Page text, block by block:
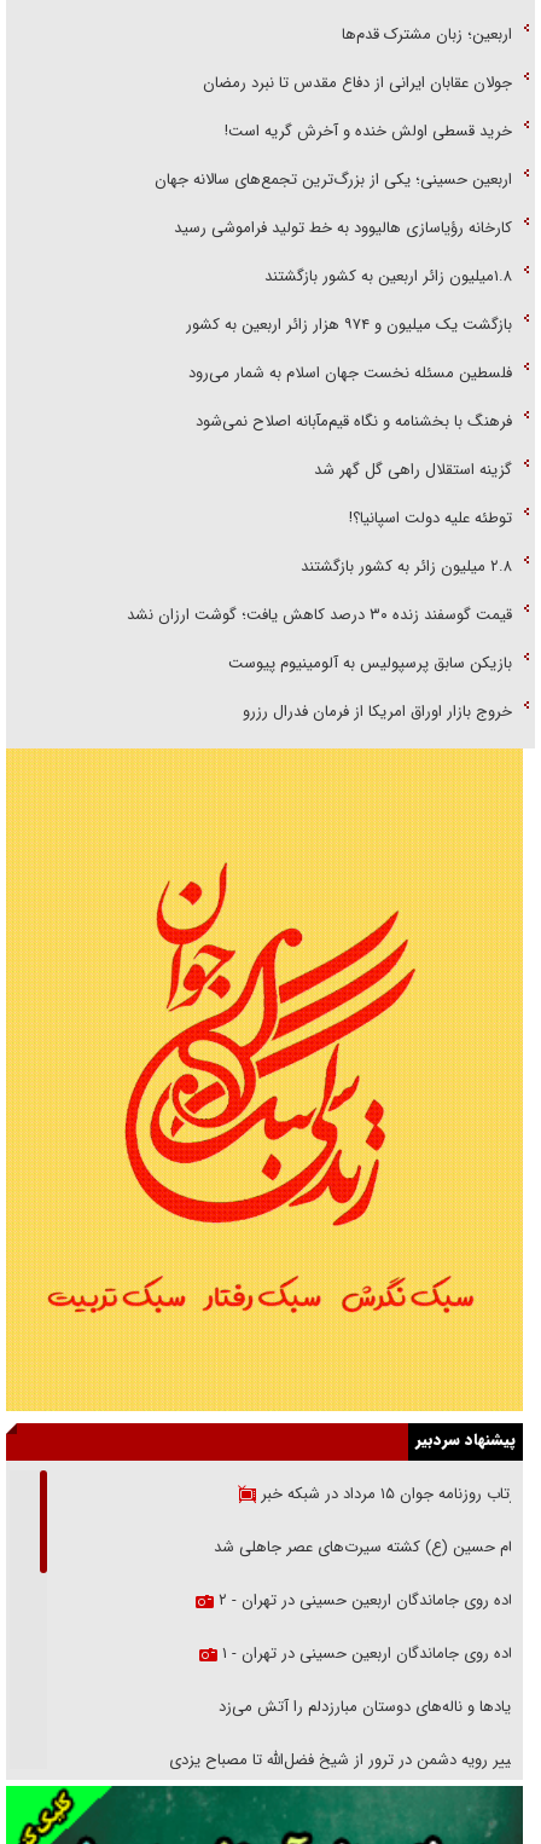
اربعین؛ زبان مشترک قدم‌ها
جولان عقابان ایرانی از دفاع مقدس تا نبرد رمضان
خرید قسطی اولش خنده و آخرش گریه است!
اربعین حسینی؛ یکی از بزرگ‌ترین تجمع‌های سالانه جهان
کارخانه رؤیاسازی هالیوود به خط تولید فراموشی رسید
۱.۸میلیون زائر اربعین به کشور بازگشتند
بازگشت یک میلیون و ۹۷۴ هزار زائر اربعین به کشور
فلسطین مسئله نخست جهان اسلام به شمار می‌رود
فرهنگ با بخشنامه و نگاه قیم‌مآبانه اصلاح نمی‌شود
گزینه استقلال راهی گل گهر شد
توطئه علیه دولت اسپانیا؟!
۲.۸ میلیون زائر به کشور بازگشتند
قیمت گوسفند زنده ۳۰ درصد کاهش یافت؛ گوشت ارزان نشد
بازیکن سابق پرسپولیس به آلومینیوم پیوست
خروج بازار اوراق امریکا از فرمان فدرال رزرو
پیشنهاد سردبیر
بازتاب روزنامه جوان ۱۵ مرداد در شبکه خبر
امام حسین (ع) کشته سیرت‌های عصر جاهلی شد
پیاده روی جاماندگان اربعین حسینی در تهران - ۲
پیاده روی جاماندگان اربعین حسینی در تهران - ۱
فریاد‌ها و ناله‌های دوستان مبارزدلم را آتش می‌زد
تغییر رویه دشمن در ترور از شیخ فضل‌الله تا مصباح یزدی
خرید قسطی اولش خنده و آخرش گریه است!